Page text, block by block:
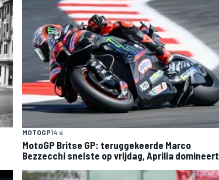
MOTOGP14 u
MotoGP Britse GP: teruggekeerde Marco
Bezzecchi snelste op vrijdag, Aprilia domineert